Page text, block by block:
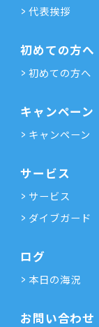
代表挨拶
初めての方へ
初めての方へ
キャンペーン
キャンペーン
サービス
サービス
ダイブガード
ログ
本日の海況
お問い合わせ